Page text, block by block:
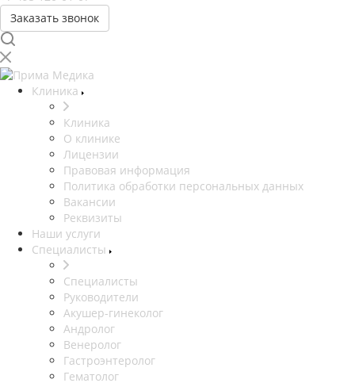
Заказать звонок
Клиника
Клиника
О клинике
Лицензии
Правовая информация
Политика обработки персональных данных
Вакансии
Реквизиты
Наши услуги
Специалисты
Специалисты
Руководители
Акушер-гинеколог
Андролог
Венеролог
Гастроэнтеролог
Гематолог